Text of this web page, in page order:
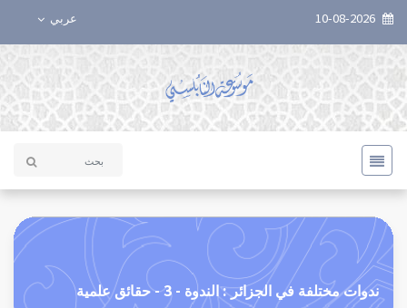
عربي
ندوات مختلفة في الجزائر : الندوة - 3 - حقائق علمية